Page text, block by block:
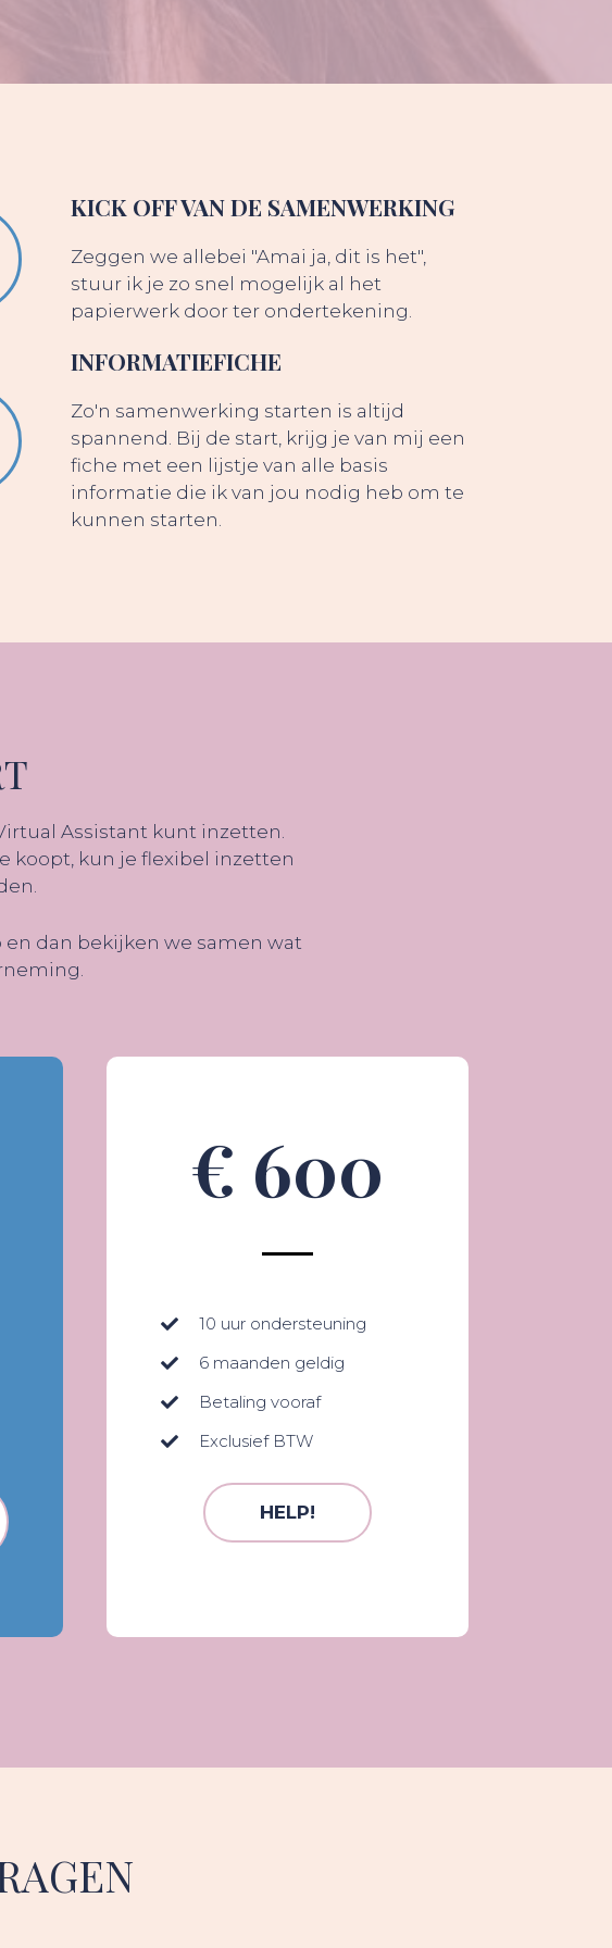
KICK OFF VAN DE SAMENWERKING
Zeggen we allebei "Amai ja, dit is het",
stuur ik je zo snel mogelijk al het
papierwerk door ter ondertekening.
INFORMATIEFICHE
Zo'n samenwerking starten is altijd
spannend. Bij de start, krijg je van mij een
fiche met een lijstje van alle basis
informatie die ik van jou nodig heb om te
kunnen starten.
Assistant kunt inzetten.
koopt, kun je flexibel inzetten
dan bekijken we samen wat
€ 600
10 uur ondersteuning
6 maanden geldig
Betaling vooraf
Exclusief BTW
HELP!